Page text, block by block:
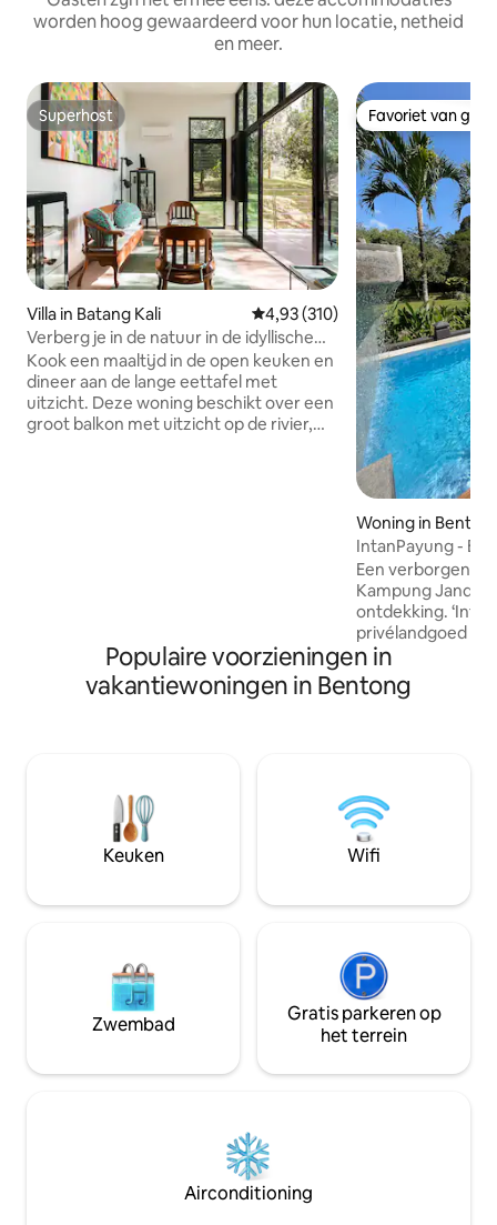
worden hoog gewaardeerd voor hun locatie, netheid
en meer.
Superhost
Superhost
Villa in Batang Kali Gemiddelde beoordeling van
4,93 (310)
Verberg je in de natuur in de idyllische
villa Ijo
Kook een maaltijd in de open keuken en
dineer aan de lange eettafel met
uitzicht. Deze woning beschikt over een
groot balkon met uitzicht op de rivier,
Kali en is een rustig dorp met huizen
verspreid over de groene heuvelachtige
landschappen. Batang Kali stad, Hulu
Nabijgelegen bezienswaardigheden:
World of Phalaenopsis (Moth Orchids),
Ulu Yam - 12 km (16 minuten rijden)
Genting Highlands Premium Outlets - 25
Genting - 32 km (40 minuten rijden)
minuten rijden)
Favoriet van
Favoriet van
Woning in
IntanPayung -
Janda Baik
Een verborgen
Kampung Janda
ontdekking. ‘Intan Payung’ is een
privélandgoed
prachtig
weelderig groen,
een
samenkomen,
stad. Het is ook
organiseren van
zoals bruiloften
Populaire voorzieningen in
vakantiewoningen in Bentong
Keuken Wifi
Zwembad
Gratis parkeren op
het terrein
Airconditioning